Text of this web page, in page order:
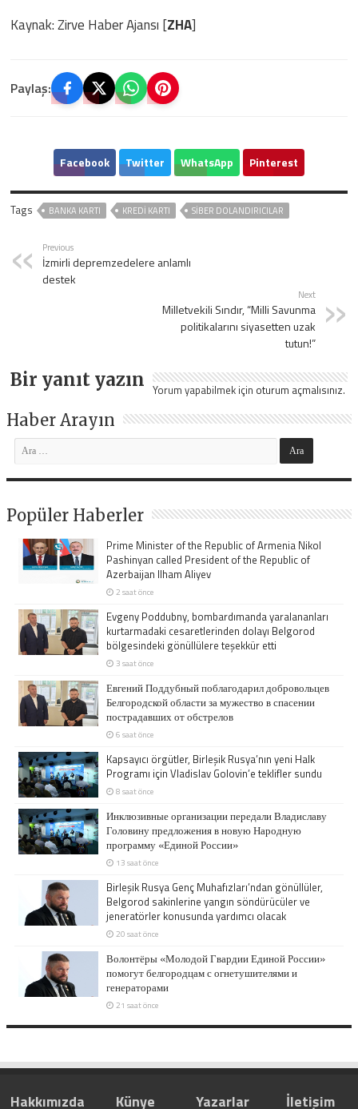
Kaynak: Zirve Haber Ajansı [ZHA]
Paylaş:
Facebook Twitter WhatsApp Pinterest
Tags BANKA KARTI KREDI KARTI SIBER DOLANDIRICILAR
Previous
İzmirli depremzedelere anlamlı
destek
Next
Milletvekili Sındır, “Milli Savunma
politikalarını siyasetten uzak
tutun!”
Bir yanıt yazın Yorum yapabilmek için oturum açmalısınız.
Haber Arayın
Popüler Haberler
Prime Minister of the Republic of Armenia Nikol
Pashinyan called President of the Republic of
Azerbaijan Ilham Aliyev
2 saat önce
Evgeny Poddubny, bombardımanda yaralananları
kurtarmadaki cesaretlerinden dolayı Belgorod
bölgesindeki gönüllülere teşekkür etti
3 saat önce
Евгений Поддубный поблагодарил добровольцев
Белгородской области за мужество в спасении
пострадавших от обстрелов
6 saat önce
Kapsayıcı örgütler, Birleşik Rusya’nın yeni Halk
Programı için Vladislav Golovin’e teklifler sundu
8 saat önce
Инклюзивные организации передали Владиславу
Головину предложения в новую Народную
программу «Единой России»
13 saat önce
Birleşik Rusya Genç Muhafızları’ndan gönüllüler,
Belgorod sakinlerine yangın söndürücüler ve
jeneratörler konusunda yardımcı olacak
20 saat önce
Волонтёры «Молодой Гвардии Единой России»
помогут белгородцам с огнетушителями и
генераторами
21 saat önce
Hakkımızda Künye Yazarlar İletişim